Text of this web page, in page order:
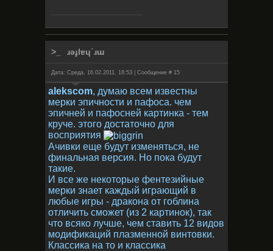
ɹǝɟlɐɥ˙ɹɯ
Дата: Среда, 16.02.2011, 18:53 | Сообщение # 15
alekscom, думаю всем известны
мерки эпичности и пафоса. чем
эпичней и пафосней картинка - тем
круче. этого достаточно для
восприятия
Ачивки еще будут изменяться, не
финальная версия. Но пока будут
такие.
И все же некоторые фентезийные
мерки знает каждый играющий в
любые игры - дракона от гоблина
отличить сможет (из 2 картинок), так
что всяко лучше, чем ставить 12 видов
модификаций плазменной винтовки.
Классика на то и классика